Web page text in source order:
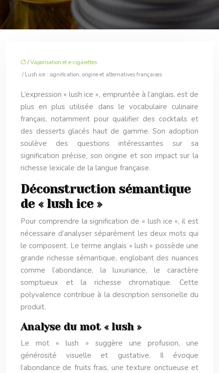
/ Vaporisation et e-cigarettes
/ Lush ice : signification, origine et alternatives françaises
L’expression « lush ice », empruntée à l’anglais, est de
plus en plus utilisée dans le vocabulaire culinaire
français, notamment pour qualifier des cocktails et
des desserts glacés haut de gamme. Son adoption
soulève des questions intéressantes sur sa
signification précise, son origine et son impact sur la
richesse lexicale de la langue française.
Déconstruction sémantique
de « lush ice »
Pour comprendre la signification de « lush ice », il est
nécessaire d’analyser séparément les deux mots qui
le composent. Le terme anglais « lush » possède une
grande richesse sémantique, englobant des nuances
comme l’abondance, la luxuriance, le caractère
somptueux et la richesse chromatique. Cette
polyvalence contribue à la description sensorielle du
produit.
Analyse du mot « lush »
Le mot « lush » suggère une profusion, une
générosité visuelle et gustative. Il évoque
l’abondance de fruits frais, une texture onctueuse et